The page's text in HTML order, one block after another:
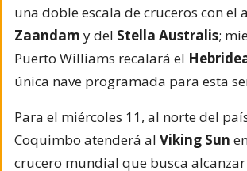
una doble escala de cruceros con el
Zaandam y del Stella Australis;
Puerto Williams recalará el
única nave programada para esta
Para el miércoles 11, al norte del
Coquimbo atenderá al Viking Sun
crucero mundial que busca alcanzar